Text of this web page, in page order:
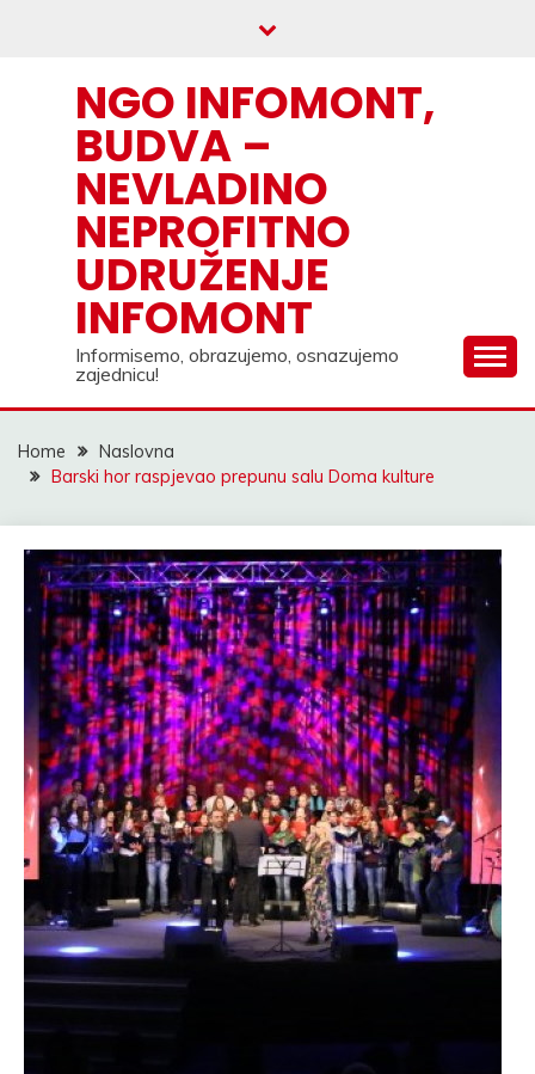
NGO INFOMONT,
BUDVA –
NEVLADINO
NEPROFITNO
UDRUŽENJE
INFOMONT
Informisemo, obrazujemo, osnazujemo
zajednicu!
Home
Naslovna
Barski hor raspjevao prepunu salu Doma kulture